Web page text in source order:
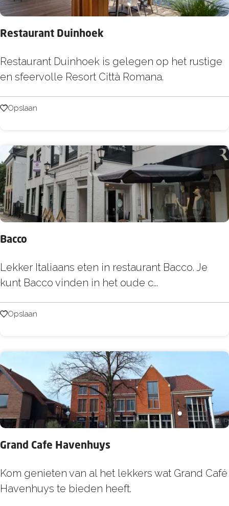
B
l
l
r
e
v
e
Restaurant Duinhoek
R
e
t
a
n
t
D
i
n
h
e
Restaurant Duinhoek is gelegen op het rustige
en sfeervolle Resort Città Romana.
Opslaan
Opslaan
Bacco
B
a
c
Lekker Italiaans eten in restaurant Bacco. Je
kunt Bacco vinden in het oude c...
Opslaan
Opslaan
Grand Cafe Havenhuys
G
r
Kom genieten van al het lekkers wat Grand Café
Havenhuys te bieden heeft.